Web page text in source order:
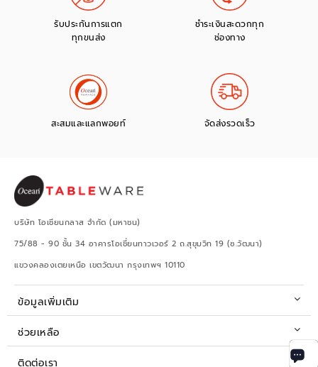
รับประกันการแตก
ทุกขนส่ง
ชำระเงินสะดวกทุก
ช่องทาง
สะสมและแลกพอยท์ จัดส่งรวดเร็ว
บริษัท โอเชียนกลาส จำกัด (มหาชน)
75/88 - 90 ชั้น 34 อาคารโอเชี่ยนทาวเวอร์ 2 ถ.สุขุมวิท 19 (ซ.วัฒนา)
แขวงคลองเตยเหนือ เขตวัฒนา กรุงเทพฯ 10110
ข้อมูลเพิ่มเติม
ช่วยเหลือ
ติดต่อเรา